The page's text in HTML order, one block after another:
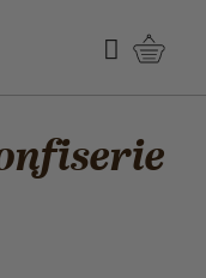
Suchen